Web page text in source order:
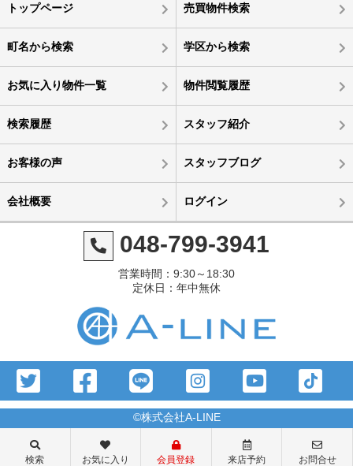
トップページ 売買物件検索
町名から検索 学区から検索
お気に入り物件一覧 物件閲覧履歴
検索履歴 スタッフ紹介
お客様の声 スタッフブログ
会社概要 ログイン
048-799-3941
営業時間：9:30～18:30
定休日：年中無休
©株式会社A-LINE
検索 お気に入り 会員登録 来店予約 お問合せ